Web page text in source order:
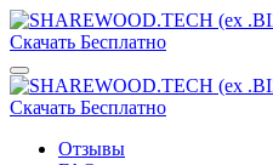
Отзывы